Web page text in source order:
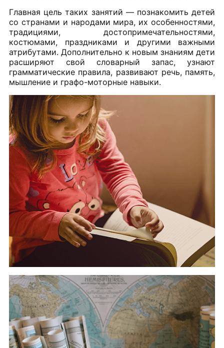
Главная цель таких занятий — познакомить детей
со странами и народами мира, их особенностями,
традициями, достопримечательностями,
костюмами, праздниками и другими важными
атрибутами. Дополнительно к новым знаниям дети
расширяют свой словарный запас, узнают
грамматические правила, развивают речь, память,
мышление и графо-моторные навыки.